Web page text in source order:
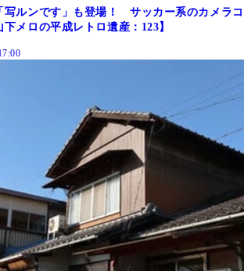
写ルンです」も登場！ サッカー系のカメラコ
メロの平成レトロ遺産：123】